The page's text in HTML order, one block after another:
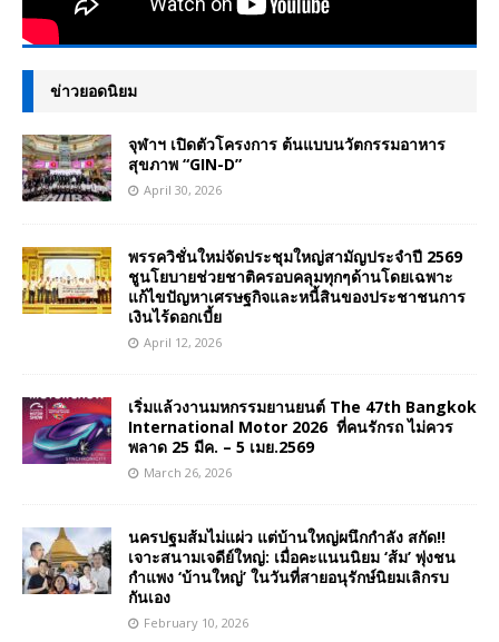
ข่าวยอดนิยม
จุฬาฯ เปิดตัวโครงการ ต้นแบบนวัตกรรมอาหาร
สุขภาพ “GIN-D”
April 30, 2026
พรรควิชั่นใหม่จัดประชุมใหญ่สามัญประจำปี 2569
ชูนโยบายช่วยชาติครอบคลุมทุกๆด้านโดยเฉพาะ
แก้ไขปัญหาเศรษฐกิจและหนี้สินของประชาชนการ
เงินไร้ดอกเบี้ย
April 12, 2026
เริ่มแล้วงานมหกรรมยานยนต์ The 47th Bangkok
International Motor 2026 ที่คนรักรถ ไม่ควร
พลาด 25 มีค. – 5 เมย.2569
March 26, 2026
นครปฐมส้มไม่แผ่ว แต่บ้านใหญ่ผนึกกำลัง สกัด!!
เจาะสนามเจดีย์ใหญ่: เมื่อคะแนนนิยม ‘ส้ม’ พุ่งชน
กำแพง ‘บ้านใหญ่’ ในวันที่สายอนุรักษ์นิยมเลิกรบ
กันเอง
February 10, 2026